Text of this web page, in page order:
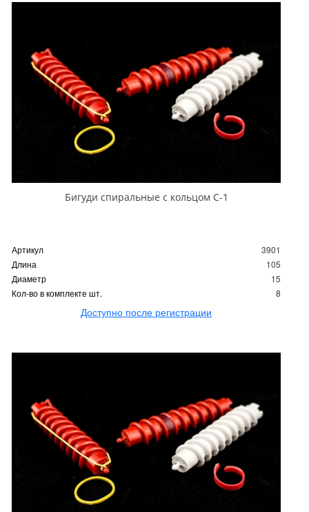
Бигуди спиральные с кольцом С-1
Артикул
3901
Длина
105
Диаметр
15
Кол-во в комплекте шт.
8
Доступно после регистрации